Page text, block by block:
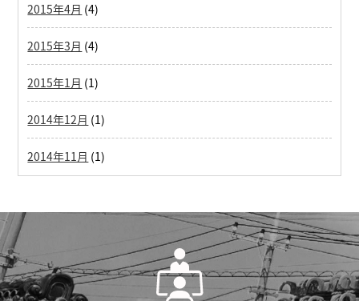
2015年4月 (4)
2015年3月 (4)
2015年1月 (1)
2014年12月 (1)
2014年11月 (1)